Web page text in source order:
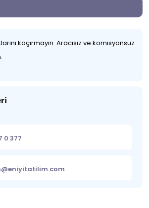
kaçırmayın. Aracısız ve komisyonsuz
0 377